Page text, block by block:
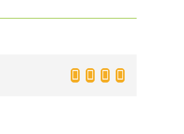
Facebook
TwitterPinterest
Email: